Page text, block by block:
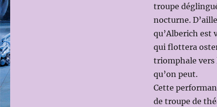
troupe
nocturne.
qu’Alberich est
qui flottera
triomphale vers
qu’on peut.
Cette
de troupe de